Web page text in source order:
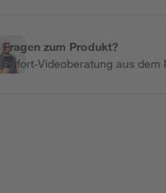
Fragen zum Produkt?
Sofort-Videoberatung aus dem